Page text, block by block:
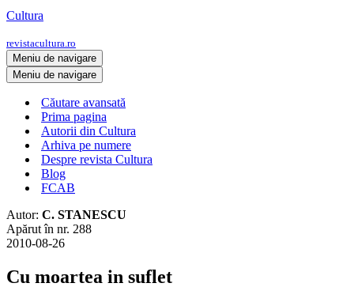
Cultura
revistacultura.ro
Meniu de navigare
Meniu de navigare
Căutare avansată
Prima pagina
Autorii din Cultura
Arhiva pe numere
Despre revista Cultura
Blog
FCAB
Autor: C. STANESCU
Apărut în nr. 288
2010-08-26
Cu moartea in suflet